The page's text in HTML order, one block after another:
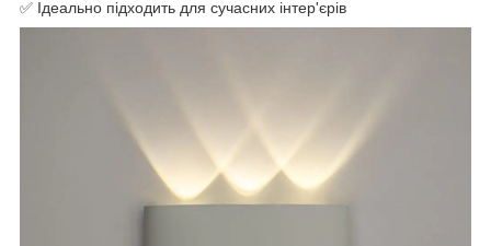
✅ Ідеально підходить для сучасних інтер'єрів